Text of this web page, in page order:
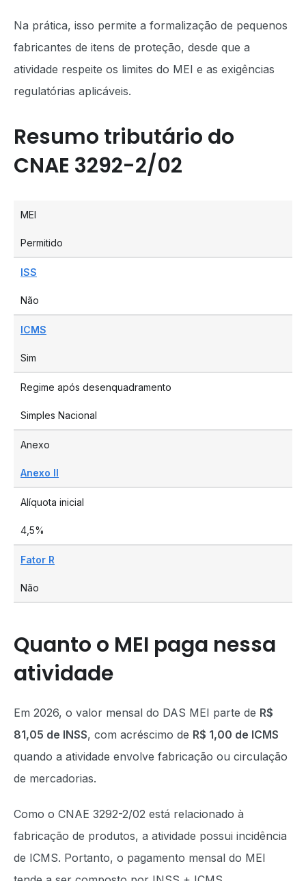
Na prática, isso permite a formalização de pequenos
fabricantes de itens de proteção, desde que a
atividade respeite os limites do MEI e as exigências
regulatórias aplicáveis.
Resumo tributário do
CNAE 3292-2/02
MEI
Permitido
ISS
Não
ICMS
Sim
Regime após desenquadramento
Simples Nacional
Anexo
Anexo II
Alíquota inicial
4,5%
Fator R
Não
Quanto o MEI paga nessa
atividade
Em 2026, o valor mensal do DAS MEI parte de R$
81,05 de INSS, com acréscimo de R$ 1,00 de ICMS
quando a atividade envolve fabricação ou circulação
de mercadorias.
Como o CNAE 3292-2/02 está relacionado à
fabricação de produtos, a atividade possui incidência
de ICMS. Portanto, o pagamento mensal do MEI